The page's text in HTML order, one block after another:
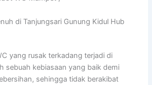
di Tanjungsari Gunung Kidul Hub
yang rusak terkadang terjadi di
sebuah kebiasaan yang baik demi
sehingga tidak berakibat